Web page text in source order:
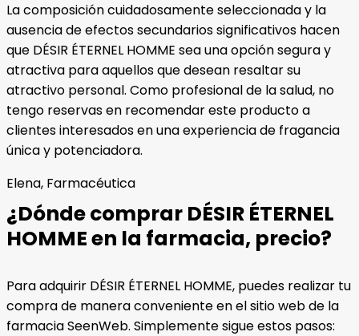
La composición cuidadosamente seleccionada y la
ausencia de efectos secundarios significativos hacen
que DÉSIR ÉTERNEL HOMME sea una opción segura y
atractiva para aquellos que desean resaltar su
atractivo personal. Como profesional de la salud, no
tengo reservas en recomendar este producto a
clientes interesados en una experiencia de fragancia
única y potenciadora.
Elena, Farmacéutica
¿Dónde comprar DÉSIR ÉTERNEL
HOMME en la farmacia, precio?
Para adquirir DÉSIR ÉTERNEL HOMME, puedes realizar tu
compra de manera conveniente en el sitio web de la
farmacia SeenWeb. Simplemente sigue estos pasos: